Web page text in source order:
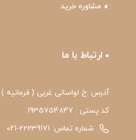
مشاوره خرید
ارتباط با ما
آدرس :خ لواسانی غربی ( فرمانیه
کد پستی : 1935754847
شماره تماس: 22239171-۰۲۱